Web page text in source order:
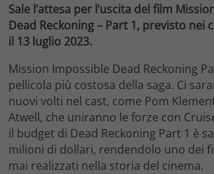
Sale l’attesa per l’uscita del film
Dead Reckoning – Part 1, previsto nei
il 13 luglio 2023.
Mission Impossible Dead Reckoning
pellicola più costosa della saga. Ci
nuovi volti nel cast, come Pom
Atwell, che uniranno le forze con
il budget di Dead Reckoning Part 1 è
milioni di dollari, rendendolo uno dei
mai realizzati nella storia del cinema.